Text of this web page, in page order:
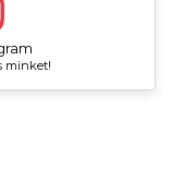
minket!